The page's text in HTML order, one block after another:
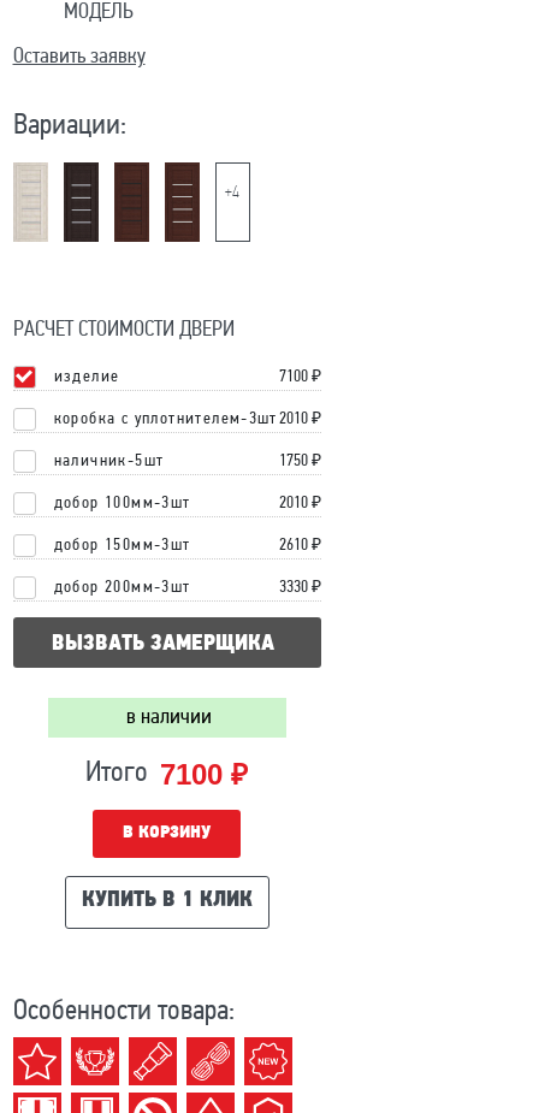
МОДЕЛЬ
Оставить заявку
Вариации:
+4
РАСЧЕТ СТОИМОСТИ ДВЕРИ
изделие 7100₽
коробка с уплотнителем-3шт 2010 ₽
наличник-5шт 1750 ₽
добор 100мм-3шт 2010 ₽
добор 150мм-3шт 2610 ₽
добор 200мм-3шт 3330 ₽
ВЫЗВАТЬ ЗАМЕРЩИКА
в наличии
Итого 7100 ₽
В КОРЗИНУ
КУПИТЬ В 1 КЛИК
Особенности товара: